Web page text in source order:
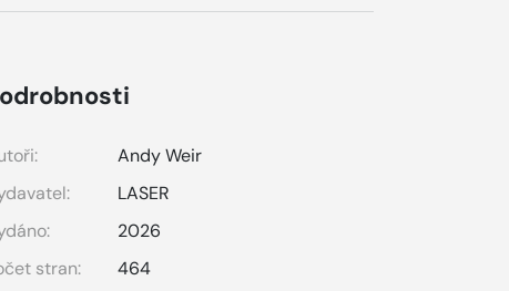
Andy Weir
LASER
2026
stran:
464